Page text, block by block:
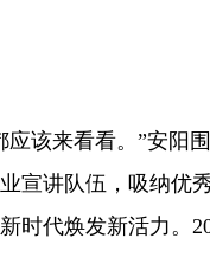
来看看。”安阳
宣讲队伍，吸纳
代焕发新活力。